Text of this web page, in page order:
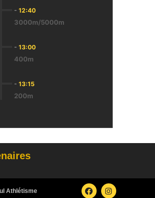
- 12:40
3000m/5000m
- 13:00
400m
- 13:15
200m
Athlétisme